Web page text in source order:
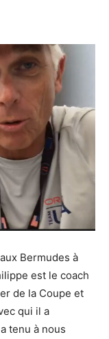
Bermudes à
est le coach
de la Coupe et
qui il a
tenu à nous